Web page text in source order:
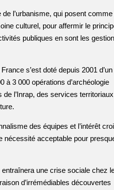
l’urbanisme, qui posent
culturel, pour affermir le
publiques en sont les
s’est doté depuis 2001 d’un
à 3 000 opérations d’archéologie
l’Inrap, des services
des équipes et l’intérêt
nécessité acceptable pour
une crise sociale chez
d’irrémédiables découvertes